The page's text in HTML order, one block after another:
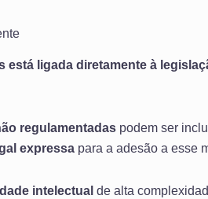
ligada diretamente à
regulamentadas podem ser
expressa para a adesão a esse
intelectual de alta